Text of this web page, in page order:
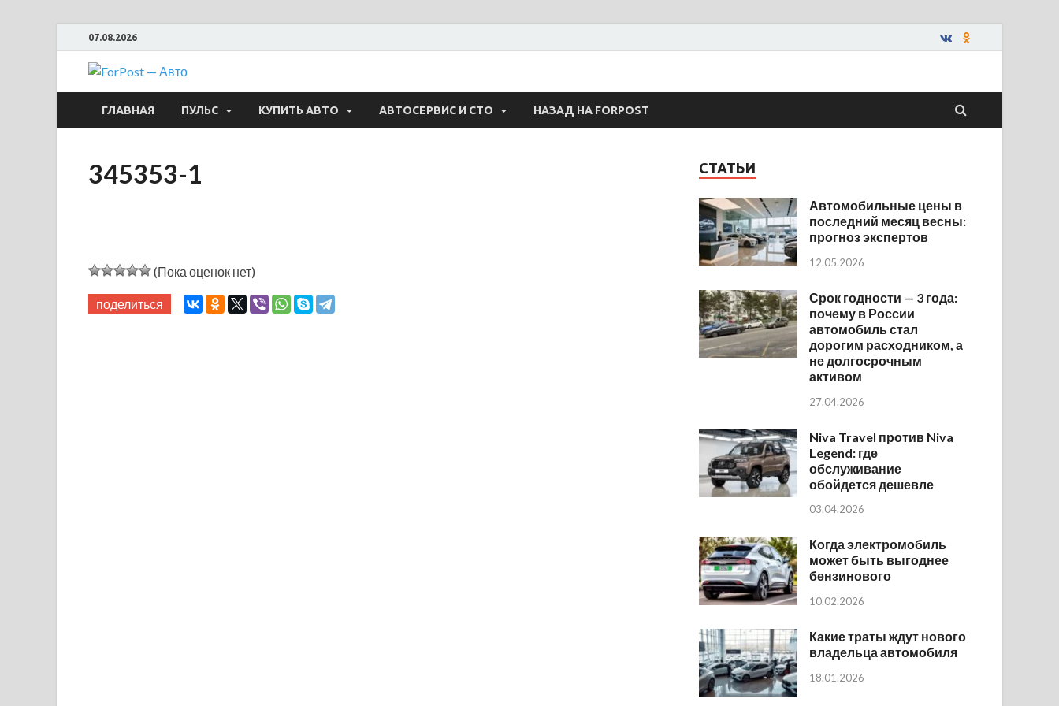
07.08.2026
ForPost — Авто
ГЛАВНАЯ ПУЛЬС КУПИТЬ АВТО АВТОСЕРВИС И СТО НАЗАД НА FORPOST
345353-1
(Пока оценок нет)
поделиться
СТАТЬИ
Автомобильные цены в
последний месяц весны:
прогноз экспертов
12.05.2026
Срок годности — 3 года:
почему в России
автомобиль стал
дорогим расходником, а
не долгосрочным
активом
27.04.2026
Niva Travel против Niva
Legend: где
обслуживание
обойдется дешевле
03.04.2026
Когда электромобиль
может быть выгоднее
бензинового
10.02.2026
Какие траты ждут нового
владельца автомобиля
18.01.2026